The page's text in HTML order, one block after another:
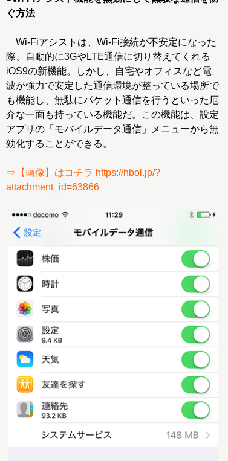
ぐ方法
Wi-Fiアシストは、Wi-Fi接続が不安定になった
際、自動的に3GやLTE通信に切り替えてくれる
iOS9の新機能。しかし、自宅やオフィスなど電
波が強力で安定した通信環境が整っている場所で
も機能し、無駄にパケット通信を行うといった厄
介な一面も持っている機能だ。この機能は、設定
アプリの「モバイルデータ通信」メニューから無
効化することができる。
⇒【画像】はコチラ https://hbol.jp/?
attachment_id=63866